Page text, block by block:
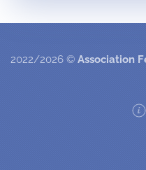
2022/2026 © Association